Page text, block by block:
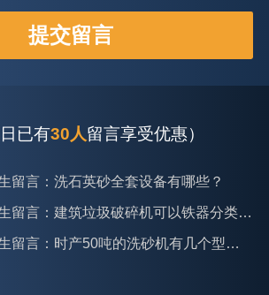
日已有30人留言享受优惠）
留言：建筑垃圾破碎机可以铁器分类吗？
留言：时产50吨的洗砂机有几个型号？
留言：我想咨询一条生产线，你们能做吗？